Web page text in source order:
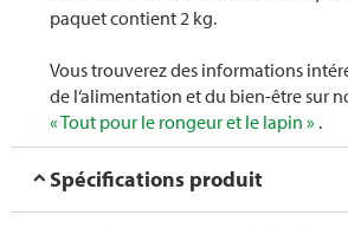
paquet contient 2 kg.
Vous trouverez des informations
de l‘alimentation et du bien-être sur
« Tout pour le rongeur et le lapin » .
Spécifications produit